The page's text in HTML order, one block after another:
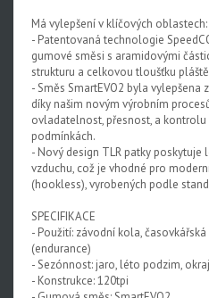
Má vylepšení v klíčových oblastech:
- Patentovaná technologie
gumové směsi s aramidovými
strukturu a celkovou tloušťku
- Směs SmartEVO2 byla
díky našim novým výrobním
ovladatelnost, přesnost, a
podmínkách.
- Nový design TLR patky
vzduchu, což je vhodné pro
(hookless), vyrobených podle
SPECIFIKACE
- Použití: závodní kola,
(endurance)
- Sezónnost: jaro, léto podzim,
- Konstrukce: 120tpi